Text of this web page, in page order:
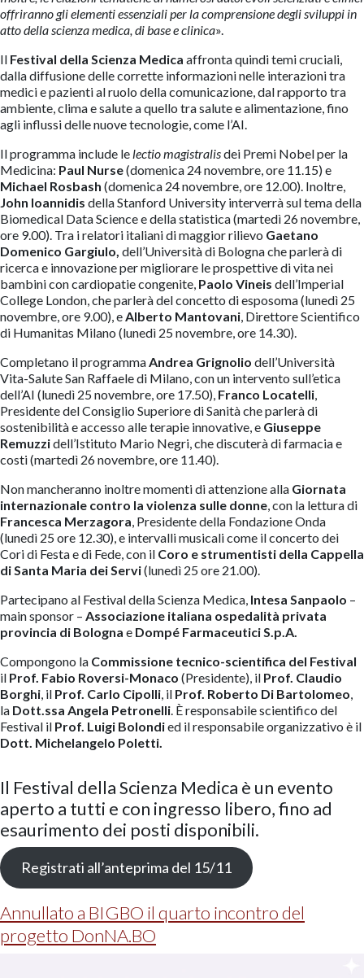
offriranno gli elementi essenziali per la comprensione degli sviluppi in
atto della scienza medica, di base e clinica».
Il Festival della Scienza Medica affronta quindi temi cruciali,
dalla diffusione delle corrette informazioni nelle interazioni tra
medici e pazienti al ruolo della comunicazione, dal rapporto tra
ambiente, clima e salute a quello tra salute e alimentazione, fino
agli influssi delle nuove tecnologie, come l’AI.
Il programma include le lectio magistralisdei Premi Nobel per la
Medicina: Paul Nurse(domenica 24 novembre, ore 11.15) e
Michael Rosbash (domenica 24 novembre, ore 12.00). Inoltre,
John Ioannidis della Stanford University interverrà sul tema della
Biomedical Data Science e della statistica (martedì 26 novembre,
ore 9.00). Tra i relatori italiani di maggior rilievo Gaetano
Domenico Gargiulo, dell’Università di Bologna che parlerà di
ricerca e innovazione per migliorare le prospettive di vita nei
bambini con cardiopatie congenite, Paolo Vineis dell’Imperial
College London, che parlerà del concetto di esposoma (lunedì 25
novembre, ore 9.00), e Alberto Mantovani , Direttore Scientifico
di Humanitas Milano (lunedì 25 novembre, ore 14.30).
Completano il programma Andrea Grignolio dell’Università
Vita-Salute San Raffaele di Milano, con un intervento sull’etica
dell’AI (lunedì 25 novembre, ore 17.50), Franco Locatelli
Presidente del Consiglio Superiore di Sanità che parlerà di
sostenibilità e accesso alle terapie innovative, e Giuseppe
Remuzzidell’Istituto Mario Negri, che discuterà di farmacia e
costi (martedì 26 novembre, ore 11.40).
Non mancheranno inoltre momenti di attenzione alla Giornata
internazionale contro la violenza sulle donne , con la lettura di
Francesca Merzagora , Presidente della Fondazione Onda
(lunedì 25 ore 12.30), e intervalli musicali come il concerto dei
Cori di Festa e di Fede, con il Coro e strumentisti della Cappella
di Santa Maria dei Servi(lunedì 25 ore 21.00).
Partecipano al Festival della Scienza Medica, Intesa Sanpaolo –
main sponsor – Associazione italiana ospedalità privata
provincia di Bologna e Dompé Farmaceutici S.p.A.
Compongono la Commissione tecnico-scientifica del Festival
il Prof. Fabio Roversi-Monaco (Presidente), il Prof. Claudio
Borghi , il Prof. Carlo Cipolli , il Prof. Roberto Di Bartolomeo
la Dott.ssa Angela Petronelli . È responsabile scientifico del
Festival il Prof. Luigi Bolondied il responsabile organizzativo è il
Dott. Michelangelo Poletti.
Il Festival della Scienza Medica è un evento
aperto a tutti e con ingresso libero, fino ad
esaurimento dei posti disponibili.
Registrati all’anteprima del 15/11
Annullato a BIGBO il quarto incontro del
progetto DonNA.BO